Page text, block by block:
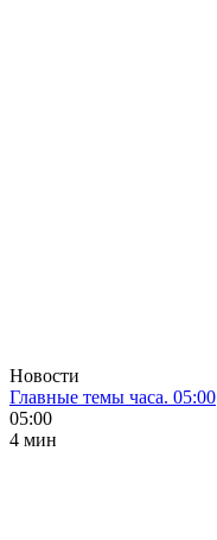
Новости
Главные темы часа. 05:00
05:00
4 мин